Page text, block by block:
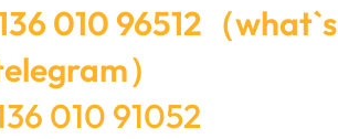
010 96512（what`s
）
010 91052